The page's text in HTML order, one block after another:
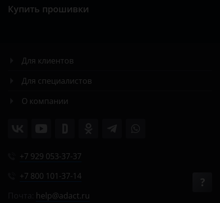
Купить прошивки
Для клиентов
Для специалистов
О компании
+7 929 053-37-37
+7 800 101-37-14
help@adact.ru